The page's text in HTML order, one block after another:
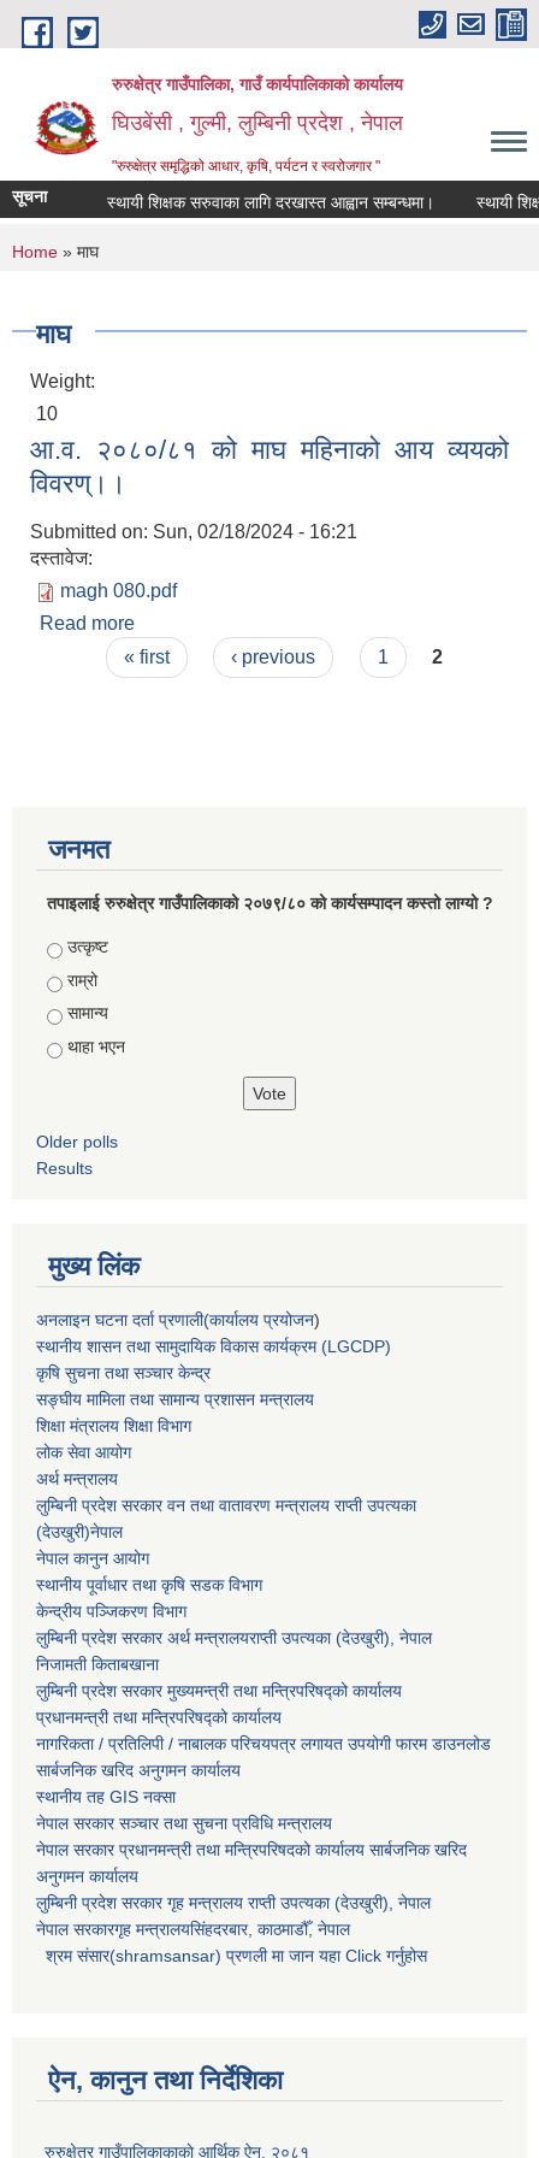
Skip to main content
रुरुक्षेत्र गाउँपालिका, गाउँ कार्यपालिकाको कार्यालय
घिउबेंसी , गुल्मी, लुम्बिनी प्रदेश , नेपाल
"रुरुक्षेत्र समृद्धिको आधार, कृषि, पर्यटन र स्वरोजगार "
सूचना स्थायी शिक्षक सरुवाका लागि दरखास्त आह्वान सम्बन्धमा। स्थायी
You are here
Home » माघ
माघ
Weight:
10
आ.व. २०८०/८१ को माघ महिनाको आय व्ययको
विवरण्।।
Submitted on: Sun, 02/18/2024 - 16:21
दस्तावेज:
magh 080.pdf
Read more
विवरण्।।
Pages« first ‹ previous 1 2
जनमत
तपाइलाई रुरुक्षेत्र गाउँपालिकाको २०७९/८० को कार्यसम्पादन कस्तो लाग्यो ?
Choices
उत्कृष्ट
राम्रो
सामान्य
थाहा भएन
Older polls
Results
मुख्य लिंक
अनलाइन घटना दर्ता प्रणाली(कार्यालय प्रयोजन)
स्थानीय शासन तथा सामुदायिक विकास कार्यक्रम (LGCDP)
कृषि सुचना तथा सञ्चार केन्द्र
सङ्घीय मामिला तथा सामान्य प्रशासन मन्त्रालय
शिक्षा मंत्रालय शिक्षा विभाग
लोक सेवा आयोग
अर्थ मन्त्रालय
लुम्बिनी प्रदेश सरकार वन तथा वातावरण मन्त्रालय राप्ती उपत्यका
(देउखुरी)नेपाल
नेपाल कानुन आयोग
स्थानीय पूर्वाधार तथा कृषि सडक विभाग
केन्द्रीय पञ्जिकरण विभाग
लुम्बिनी प्रदेश सरकार अर्थ मन्त्रालयराप्ती उपत्यका (देउखुरी), नेपाल
निजामती किताबखाना
लुम्बिनी प्रदेश सरकार मुख्यमन्त्री तथा मन्त्रिपरिषद्को कार्यालय
प्रधानमन्त्री तथा मन्त्रिपरिषद्को कार्यालय
नागरिकता / प्रतिलिपी / नाबालक परिचयपत्र लगायत उपयोगी फारम डाउनलोड
सार्बजनिक खरिद अनुगमन कार्यालय
स्थानीय तह GIS नक्सा
नेपाल सरकारसञ्चार तथा सुचना प्रविधि मन्त्रालय
नेपाल सरकार प्रधानमन्त्री तथा मन्त्रिपरिषदको कार्यालय सार्बजनिक खरिद
अनुगमन कार्यालय
लुम्बिनी प्रदेश सरकार गृह मन्त्रालय राप्ती उपत्यका (देउखुरी), नेपाल
नेपाल सरकारगृह मन्त्रालयसिंहदरबार, काठमाडौँ, नेपाल
श्रम संसार(shramsansar) प्रणली मा जान यहा Click गर्नुहोस
ऐन, कानुन तथा निर्देशिका
रुरुक्षेत्र गाउँपालिकाकाकाे आर्थिक ऐन, २०८१